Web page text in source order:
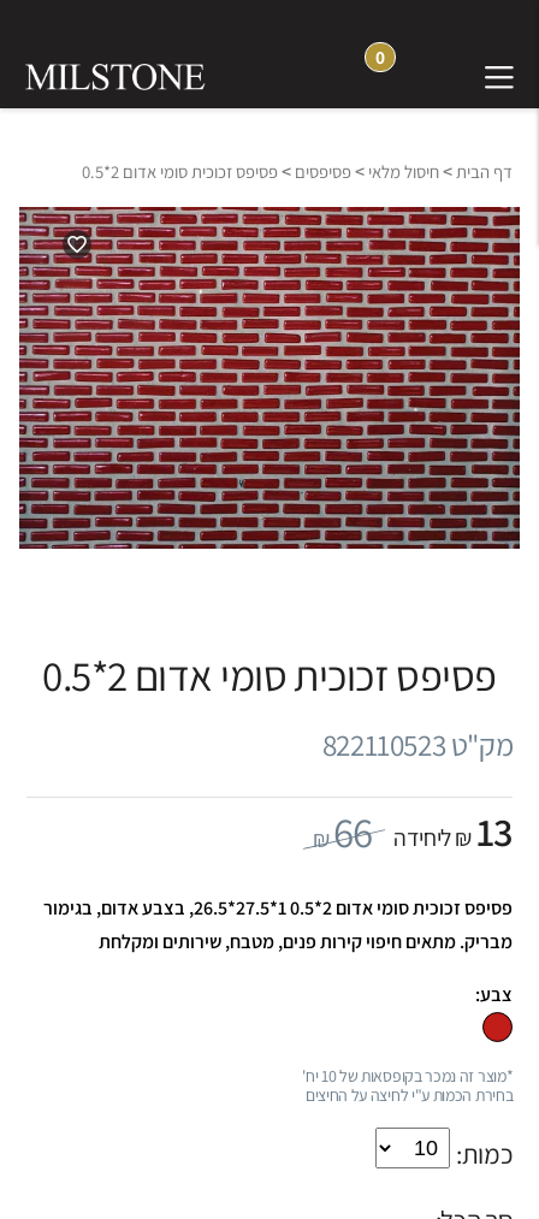
0
דף הבית>חיסול מלאי >פסיפסים >פסיפס זכוכית סומי אדום 2*0.5
פסיפס זכוכית סומי אדום 2*0.5
מק"ט 822110523
13₪ ליחידה 66
₪
פסיפס זכוכית סומי אדום 2*0.5 1*27.5*26.5, בצבע אדום, בגימור
מבריק. מתאים חיפוי קירות פנים, מטבח, שירותים ומקלחת
צבע:
*מוצר זה נמכר בקופסאות של 10 יח'
בחירת הכמות ע"י לחיצה על החיצים
כמות: